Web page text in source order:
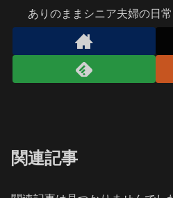
ありのままシニア夫婦の日
関連記事